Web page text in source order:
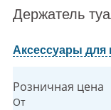
Держатель
Аксессуары для
Розничная цена
От